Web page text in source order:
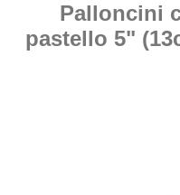
Palloncini
pastello 5"